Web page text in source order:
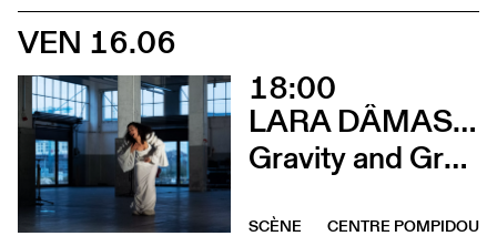
VEN 16.06
18:00
LARA DÂMASO AVEC LUDWIG ABRAHAM
Gravity and Grace
CENTRE POMPIDOU
SCÈNE